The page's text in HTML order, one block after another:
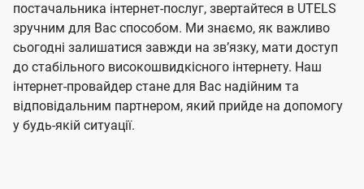
постачальника інтернет-послуг, звертайтеся в UTELS
зручним для Вас способом. Ми знаємо, як важливо
сьогодні залишатися завжди на звʼязку, мати доступ
до стабільного високошвидкісного інтернету. Наш
інтернет-провайдер стане для Вас надійним та
відповідальним партнером, який прийде на допомогу
у будь-якій ситуації.